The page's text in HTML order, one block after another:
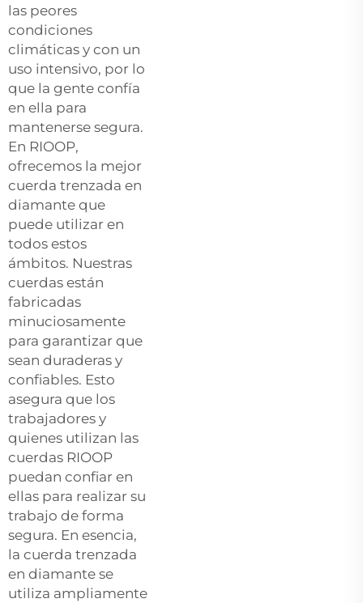
las peores
condiciones
climáticas y con un
uso intensivo, por lo
que la gente confía
en ella para
mantenerse segura.
En RIOOP,
ofrecemos la mejor
cuerda trenzada en
diamante que
puede utilizar en
todos estos
ámbitos. Nuestras
cuerdas están
fabricadas
minuciosamente
para garantizar que
sean duraderas y
confiables. Esto
asegura que los
trabajadores y
quienes utilizan las
cuerdas RIOOP
puedan confiar en
ellas para realizar su
trabajo de forma
segura. En esencia,
la cuerda trenzada
en diamante se
utiliza ampliamente